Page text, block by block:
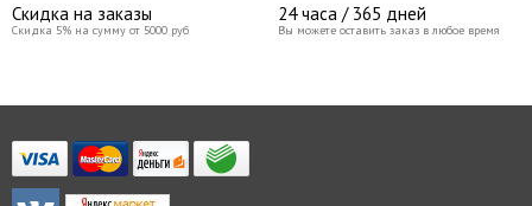
Скидка на заказы
Скидка 5% на сумму от 5000 руб
24 часа / 365 дней
Вы можете оставить заказ в любое время